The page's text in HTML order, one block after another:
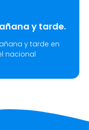
y tarde.
y tarde en
nacional